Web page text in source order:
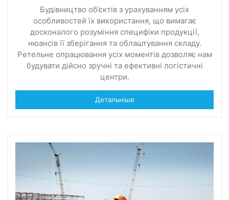
Будівництво об’єктів з урахуванням усіх
особливостей їх використання, що вимагає
досконалого розуміння специфіки продукції,
нюансів її зберігання та облаштування складу.
Ретельне опрацювання усіх моментів дозволяє нам
будувати дійсно зручні та ефективні логістичні
центри.
Детальніше